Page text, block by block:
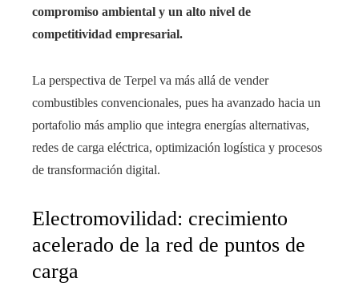
compromiso ambiental y un alto nivel de
competitividad empresarial.
La perspectiva de Terpel va más allá de vender
combustibles convencionales, pues ha avanzado hacia un
portafolio más amplio que integra energías alternativas,
redes de carga eléctrica, optimización logística y procesos
de transformación digital.
Electromovilidad: crecimiento
acelerado de la red de puntos de
carga